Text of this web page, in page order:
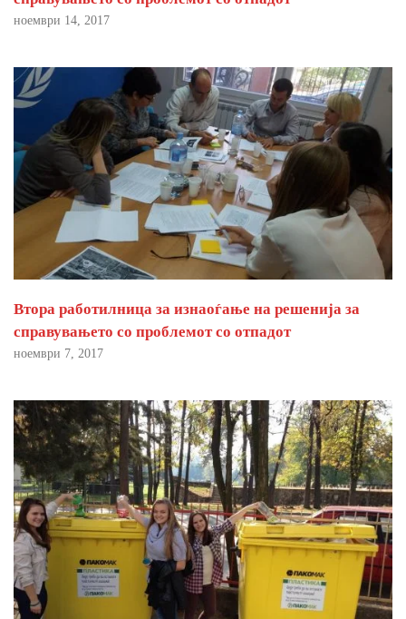
ноември 14, 2017
Втора работилница за изнаоѓање на решенија за
справувањето со проблемот со отпадот
ноември 7, 2017